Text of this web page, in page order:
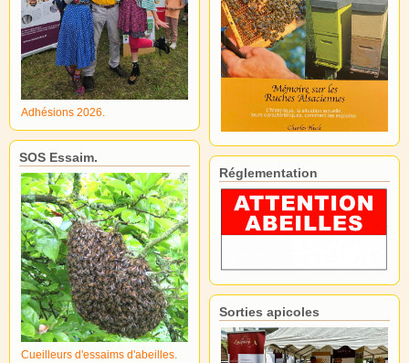
Adhésions 2026.
SOS Essaim.
Cueilleurs d'essaims d'abeilles.
Réglementation
Sorties apicoles